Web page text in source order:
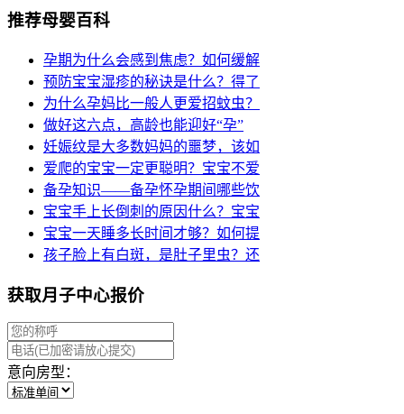
推荐母婴百科
孕期为什么会感到焦虑？如何缓解
预防宝宝湿疹的秘诀是什么？得了
为什么孕妈比一般人更爱招蚊虫？
做好这六点，高龄也能迎好“孕”
妊娠纹是大多数妈妈的噩梦，该如
爱爬的宝宝一定更聪明？宝宝不爱
备孕知识——备孕怀孕期间哪些饮
宝宝手上长倒刺的原因什么？宝宝
宝宝一天睡多长时间才够？如何提
孩子脸上有白斑，是肚子里虫？还
获取月子中心报价
意向房型：